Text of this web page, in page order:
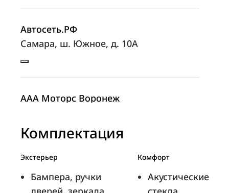
Автосеть.РФ
Самара, ш. Южное, д. 10А
ААА Моторс Воронеж
Оренбург, трасса Оренбург-Орск, 12
Комплектация
Экстерьер
Бампера, ручки
Комфорт
Акустические